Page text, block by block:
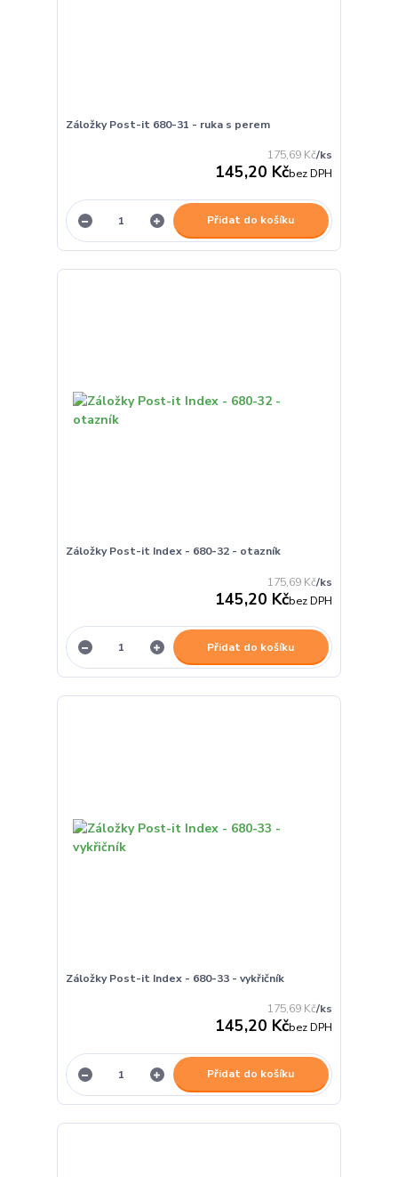
Záložky Post-it 680-31 - ruka s perem
175,69 Kč/ks
145,20 Kčbez DPH
Přidat do košíku
Záložky Post-it Index - 680-32 - otazník
175,69 Kč/ks
145,20 Kčbez DPH
Přidat do košíku
Záložky Post-it Index - 680-33 - vykřičník
175,69 Kč/ks
145,20 Kčbez DPH
Přidat do košíku